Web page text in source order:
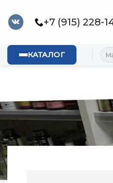
content
+7 (915) 228-
КАТАЛОГ